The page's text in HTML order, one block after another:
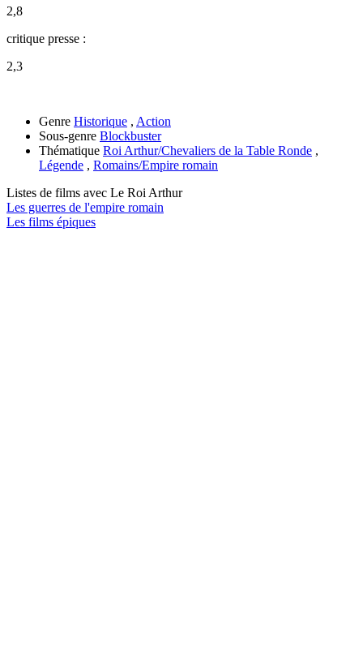
2,8
critique presse :
2,3
Genre Historique , Action
Sous-genre Blockbuster
Thématique Roi Arthur/Chevaliers de la Table Ronde ,
Légende , Romains/Empire romain
Listes de films avec Le Roi Arthur
Les guerres de l'empire romain
Les films épiques